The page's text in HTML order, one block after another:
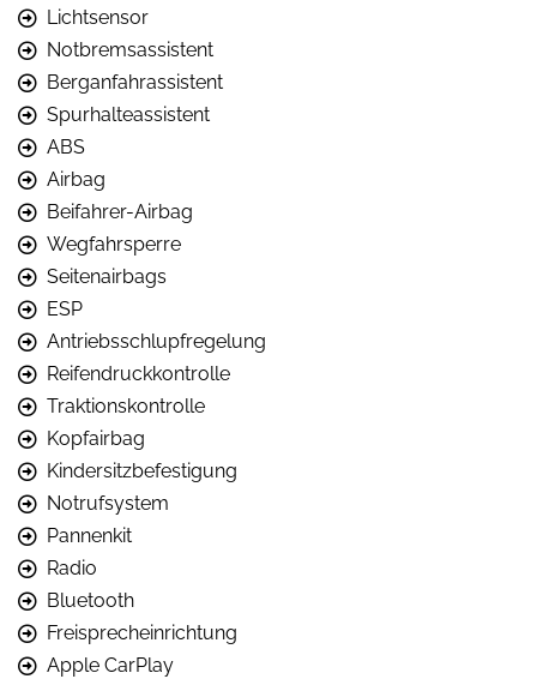
Lichtsensor
Notbremsassistent
Berganfahrassistent
Spurhalteassistent
ABS
Airbag
Beifahrer-Airbag
Wegfahrsperre
Seitenairbags
ESP
Antriebsschlupfregelung
Reifendruckkontrolle
Traktionskontrolle
Kopfairbag
Kindersitzbefestigung
Notrufsystem
Pannenkit
Radio
Bluetooth
Freisprecheinrichtung
Apple CarPlay